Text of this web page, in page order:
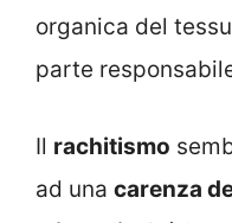
organica del
parte
Il rachitismo
ad una carenza